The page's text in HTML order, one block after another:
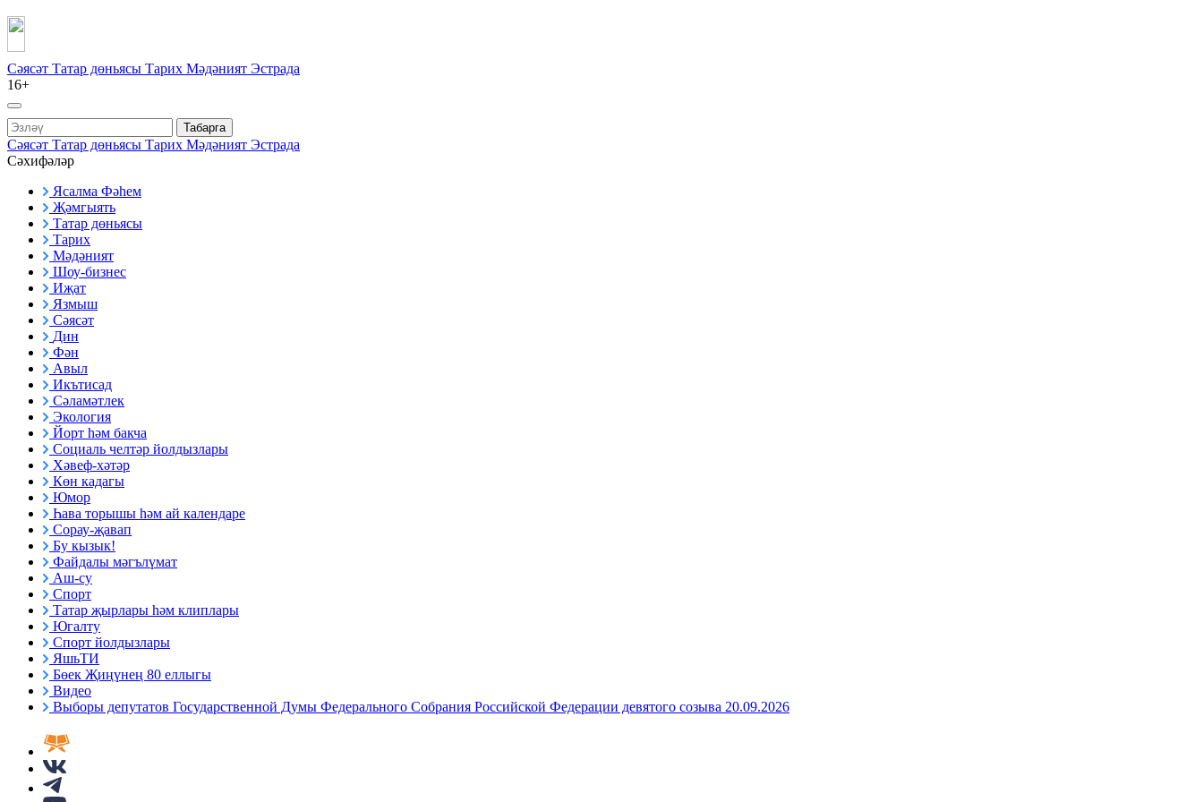
Сәясәт Татар дөньясы Тарих Мәдәният Эстрада
16+
Табарга
Сәясәт Татар дөньясы Тарих Мәдәният Эстрада
Сәхифәләр
Ясалма Фәһем
Җәмгыять
Татар дөньясы
Тарих
Мәдәният
Шоу-бизнес
Иҗат
Язмыш
Сәясәт
Дин
Фән
Авыл
Икътисад
Сәламәтлек
Экология
Йорт һәм бакча
Социаль челтәр йолдызлары
Хәвеф-хәтәр
Көн кадагы
Юмор
Һава торышы һәм ай календаре
Сорау-җавап
Бу кызык!
Файдалы мәгълүмат
Аш-су
Спорт
Татар җырлары һәм клиплары
Югалту
Спорт йолдызлары
ЯшьТИ
Бөек Җиңүнең 80 еллыгы
Видео
Выборы депутатов Государственной Думы Федерального Собрания Российской Федерации девятого созыва 20.09.2026